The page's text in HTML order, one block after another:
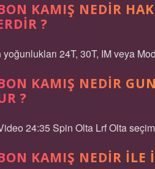
KAMIŞ NEDIR
?
24T, 30T, IM veya
KAMIŞ NEDIR
?
24:35 Spin Olta Lrf Olta
KAMIŞ NEDIR ILE